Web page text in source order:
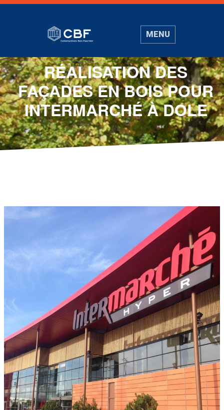
MENU
RÉALISATION DES
FAÇADES EN BOIS POUR
INTERMARCHÉ À DOLE